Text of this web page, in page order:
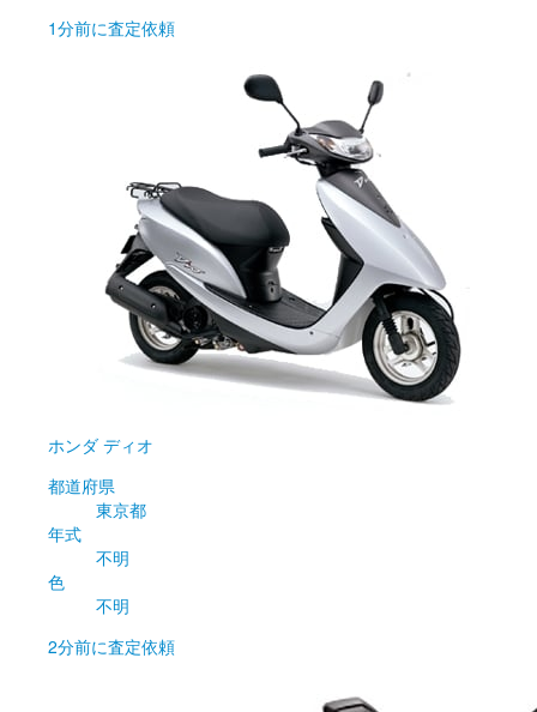
1分前に査定依頼
ホンダ ディオ
都道府県
東京都
年式
不明
色
不明
2分前に査定依頼